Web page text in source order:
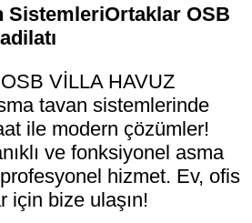
SistemleriOrtaklar OSB
VİLLA HAVUZ
tavan sistemlerinde
ile modern çözümler!
ve fonksiyonel asma
hizmet. Ev, ofis
için bize ulaşın!